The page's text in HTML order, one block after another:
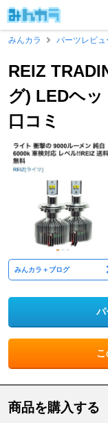
みんカラ
パーツレビュ
REIZ
グ) LEDヘッ
口コミ
みんカラ＋ブログ
パ
商品を購入する